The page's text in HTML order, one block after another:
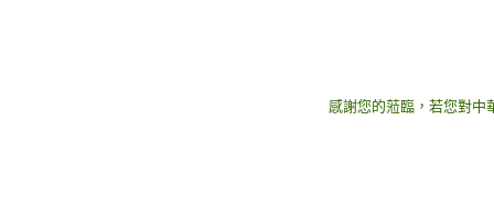
感謝您的蒞臨，若您對中